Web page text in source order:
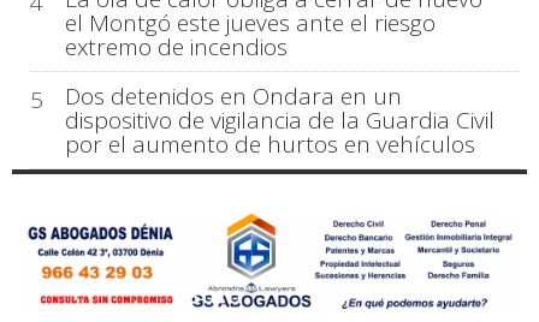
el Montgó este jueves ante el riesgo
extremo de incendios
5
Dos detenidos en Ondara en un
dispositivo de vigilancia de la Guardia Civil
por el aumento de hurtos en vehículos